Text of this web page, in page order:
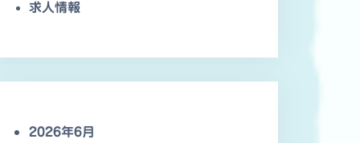
求人情報
2026年6月